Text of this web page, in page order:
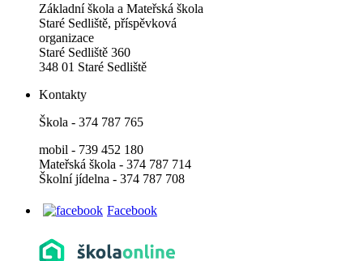
Základní škola a Mateřská škola
Staré Sedliště, příspěvková
organizace
Staré Sedliště 360
348 01 Staré Sedliště
Kontakty
Škola - 374 787 765
mobil - 739 452 180
Mateřská škola - 374 787 714
Školní jídelna - 374 787 708
Facebook